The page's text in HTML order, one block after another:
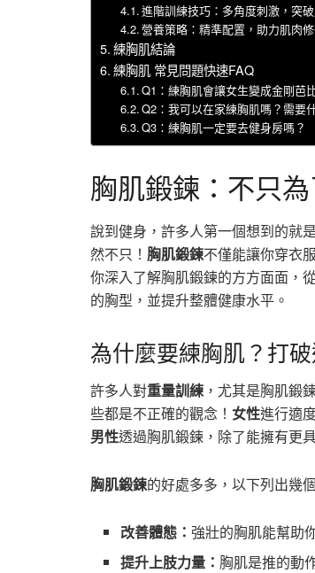
進階訓練技巧：多角度刺激，突
營養策略：精準配置，助力肌肉
練胸肌結論
練胸肌 常見問題快速FAQ
Q1：練胸肌會讓女生變成金剛芭
Q2：我可以在家練胸肌嗎？需要
Q3：練胸肌一定要去健身房嗎？
胸肌鍛鍊：不只
說到健身，許多人第一個想到的就
然不只！ 胸肌鍛鍊不僅能讓你穿衣
你深入了解胸肌鍛鍊的方方面面，
的胸型，並提升整體健康水平。
為什麼要練胸肌？打
許多人對重量訓練 ，尤其是胸肌鍛
些都是不正確的觀念！ 女性進行適
男性透過胸肌鍛鍊，除了能擁有更
胸肌鍛鍊的好處多多，以下列出幾
改善體態：強壯的胸肌能幫助
提升上肢力量： 胸肌是推的動